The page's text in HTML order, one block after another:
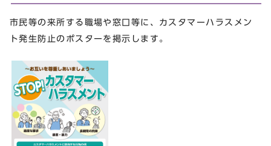
市民等の来所する職場や窓口等に、カスタマーハラスメン
ト発生防止のポスターを掲示します。